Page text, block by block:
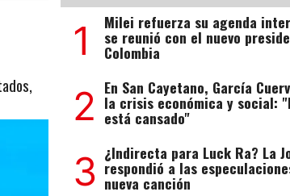
1 Milei refuerza su agenda
se reunió con el nuevo
Colombia
2 En San Cayetano, García
la crisis económica y social:
está cansado"
3 ¿Indirecta para Luck Ra? La
respondió a las
nueva canción